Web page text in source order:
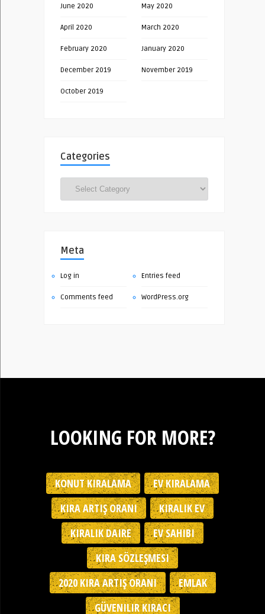
June 2020 May 2020
April 2020 March 2020
February 2020 January 2020
December 2019 November 2019
October 2019
Categories
Meta
Log in Entries feed
Comments feed WordPress.org
LOOKING FOR MORE?
KONUT KIRALAMA
EV KIRALAMA
KIRA ARTIŞ ORANI
KIRALIK EV
KIRALIK DAIRE
EV SAHIBI
KIRA SÖZLEŞMESI
2020 KIRA ARTIŞ ORANI
EMLAK
GÜVENILIR KIRACI